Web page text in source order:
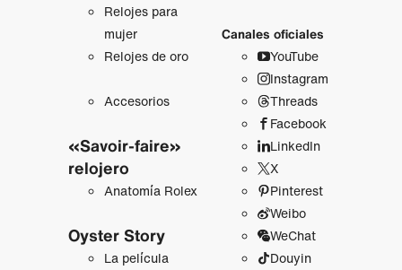
Relojes para
mujer
Relojes de oro
Accesorios
«Savoir-faire»
relojero
Anatomía Rolex
Oyster Story
La película
Canales oficiales
YouTube
Instagram
Threads
Facebook
LinkedIn
X
Pinterest
Weibo
WeChat
Douyin